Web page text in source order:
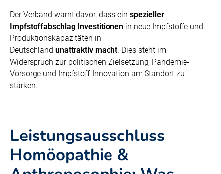
Der Verband warnt davor, dass ein spezieller
Impfstoffabschlag Investitionen in neue Impfstoffe und
Produktionskapazitäten in
Deutschland unattraktiv macht. Dies steht im
Widerspruch zur politischen Zielsetzung, Pandemie-
Vorsorge und Impfstoff-Innovation am Standort zu
stärken.
Leistungsausschluss
Homöopathie &